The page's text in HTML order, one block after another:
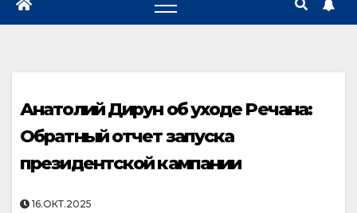
Анатолий Дирун об уходе Речана:
Обратный отчет запуска
президентской кампании
16.ОКТ.2025